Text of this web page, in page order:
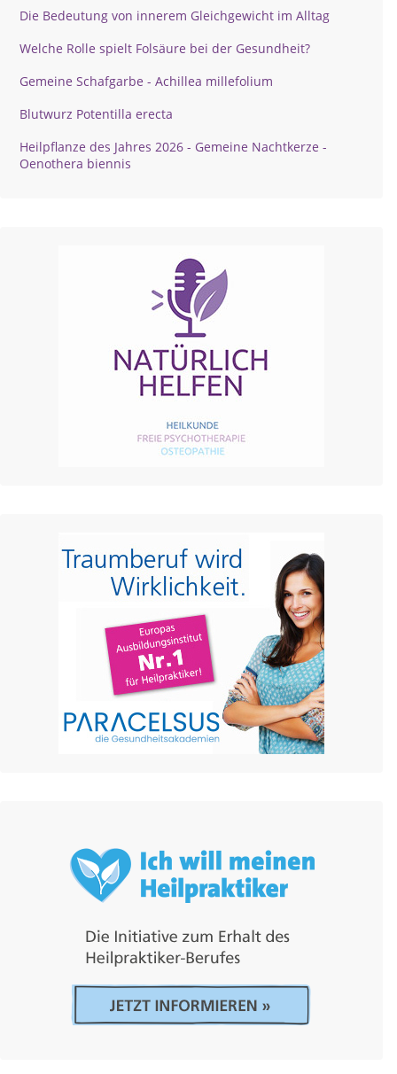
Die Bedeutung von innerem Gleichgewicht im Alltag
Welche Rolle spielt Folsäure bei der Gesundheit?
Gemeine Schafgarbe - Achillea millefolium
Blutwurz Potentilla erecta
Heilpflanze des Jahres 2026 - Gemeine Nachtkerze -
Oenothera biennis